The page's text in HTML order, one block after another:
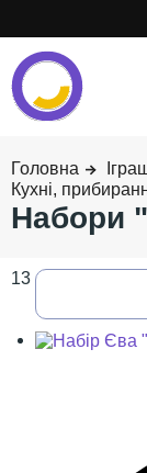
Кухні,
Набори
13